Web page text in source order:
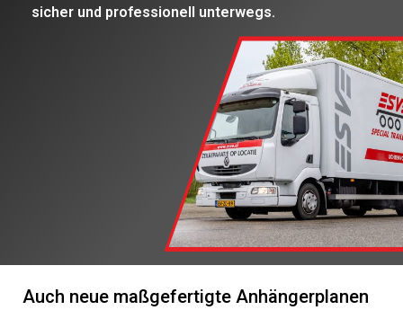
sicher und professionell unterwegs.
Auch neue maßgefertigte Anhängerplanen